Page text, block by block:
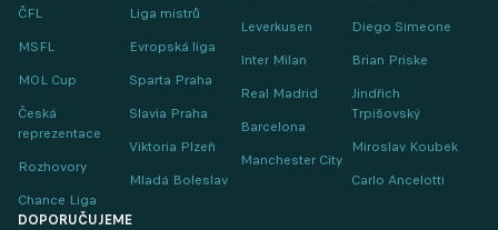
ČFL
MSFL
MOL Cup
Česká
reprezentace
Rozhovory
Chance Liga
Liga mistrů
Evropská liga
Sparta Praha
Slavia Praha
Viktoria Plzeň
Mladá Boleslav
Leverkusen
Inter Milan
Real Madrid
Barcelona
Manchester City
Diego Simeone
Brian Priske
Jindřich
Trpišovský
Miroslav Koubek
Carlo Ancelotti
DOPORUČUJEME